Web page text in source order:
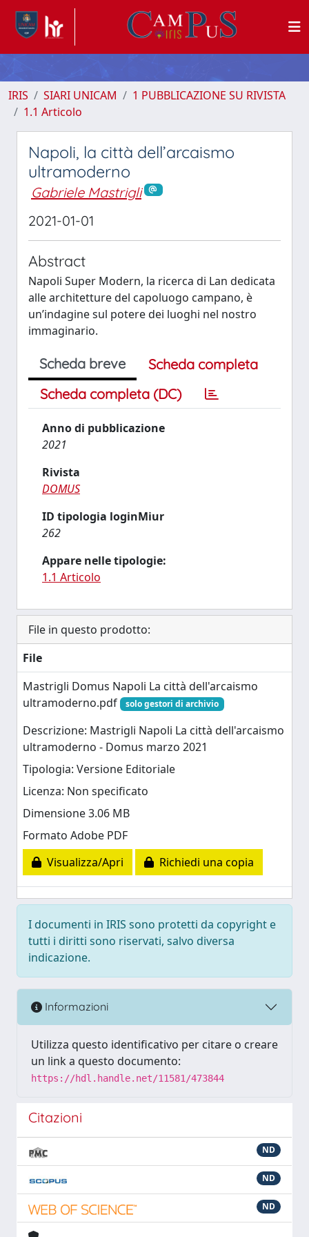
IRIS SIARI UNICAM
1 PUBBLICAZIONE SU RIVISTA
1.1 Articolo
Napoli, la città dell’arcaismo
ultramoderno
Gabriele Mastrigli
2021-01-01
Abstract
Napoli Super Modern, la ricerca di Lan dedicata
alle architetture del capoluogo campano, è
un’indagine sul potere dei luoghi nel nostro
immaginario.
Scheda breve
Scheda completa
Scheda completa (DC)
Anno di pubblicazione
2021
Rivista
DOMUS
ID tipologia loginMiur
262
Appare nelle tipologie:
1.1 Articolo
File in questo prodotto:
File
Mastrigli Domus Napoli La città dell'arcaismo
ultramoderno.pdf
solo gestori di archivio
Descrizione: Mastrigli Napoli La città dell'arcaismo
ultramoderno - Domus marzo 2021
Tipologia: Versione Editoriale
Licenza: Non specificato
Dimensione 3.06 MB
Formato Adobe PDF
Visualizza/Apri
Richiedi una copia
I documenti in IRIS sono protetti da copyright e
tutti i diritti sono riservati, salvo diversa
indicazione.
Informazioni
Utilizza questo identificativo per citare o creare
un link a questo documento:
https://hdl.handle.net/11581/473844
Citazioni
ND
ND
ND